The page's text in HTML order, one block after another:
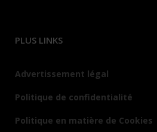
PLUS LINKS
Advertissement légal
Politique de confidentialité
Politique en matière de Cookies